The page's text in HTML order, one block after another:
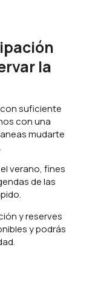
la
suficiente
con una
mudarte
verano, fines
de las
y reserves
y podrás